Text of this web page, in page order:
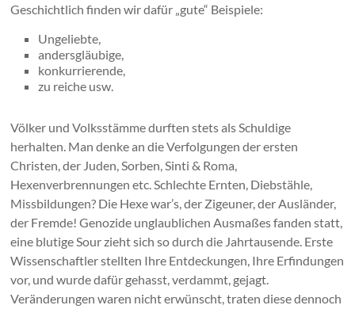
Geschichtlich finden wir dafür „gute“ Beispiele:
Ungeliebte,
andersgläubige,
konkurrierende,
zu reiche usw.
Völker und Volksstämme durften stets als Schuldige
herhalten. Man denke an die Verfolgungen der ersten
Christen, der Juden, Sorben, Sinti & Roma,
Hexenverbrennungen etc. Schlechte Ernten, Diebstähle,
Missbildungen? Die Hexe war’s, der Zigeuner, der Ausländer,
der Fremde! Genozide unglaublichen Ausmaßes fanden statt,
eine blutige Sour zieht sich so durch die Jahrtausende. Erste
Wissenschaftler stellten Ihre Entdeckungen, Ihre Erfindungen
vor, und wurde dafür gehasst, verdammt, gejagt.
Veränderungen waren nicht erwünscht, traten diese dennoch